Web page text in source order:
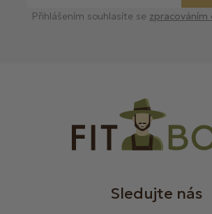
Přihlášením souhlasíte se zpracováním
Sledujte nás